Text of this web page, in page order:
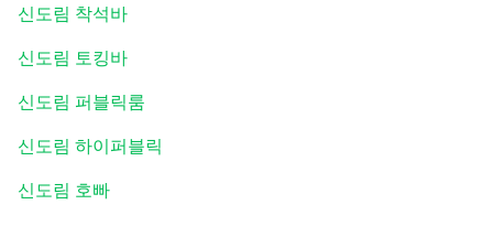
신도림 착석바
신도림 토킹바
신도림 퍼블릭룸
신도림 하이퍼블릭
신도림 호빠